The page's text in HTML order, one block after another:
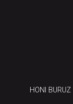
HONI BURUZ